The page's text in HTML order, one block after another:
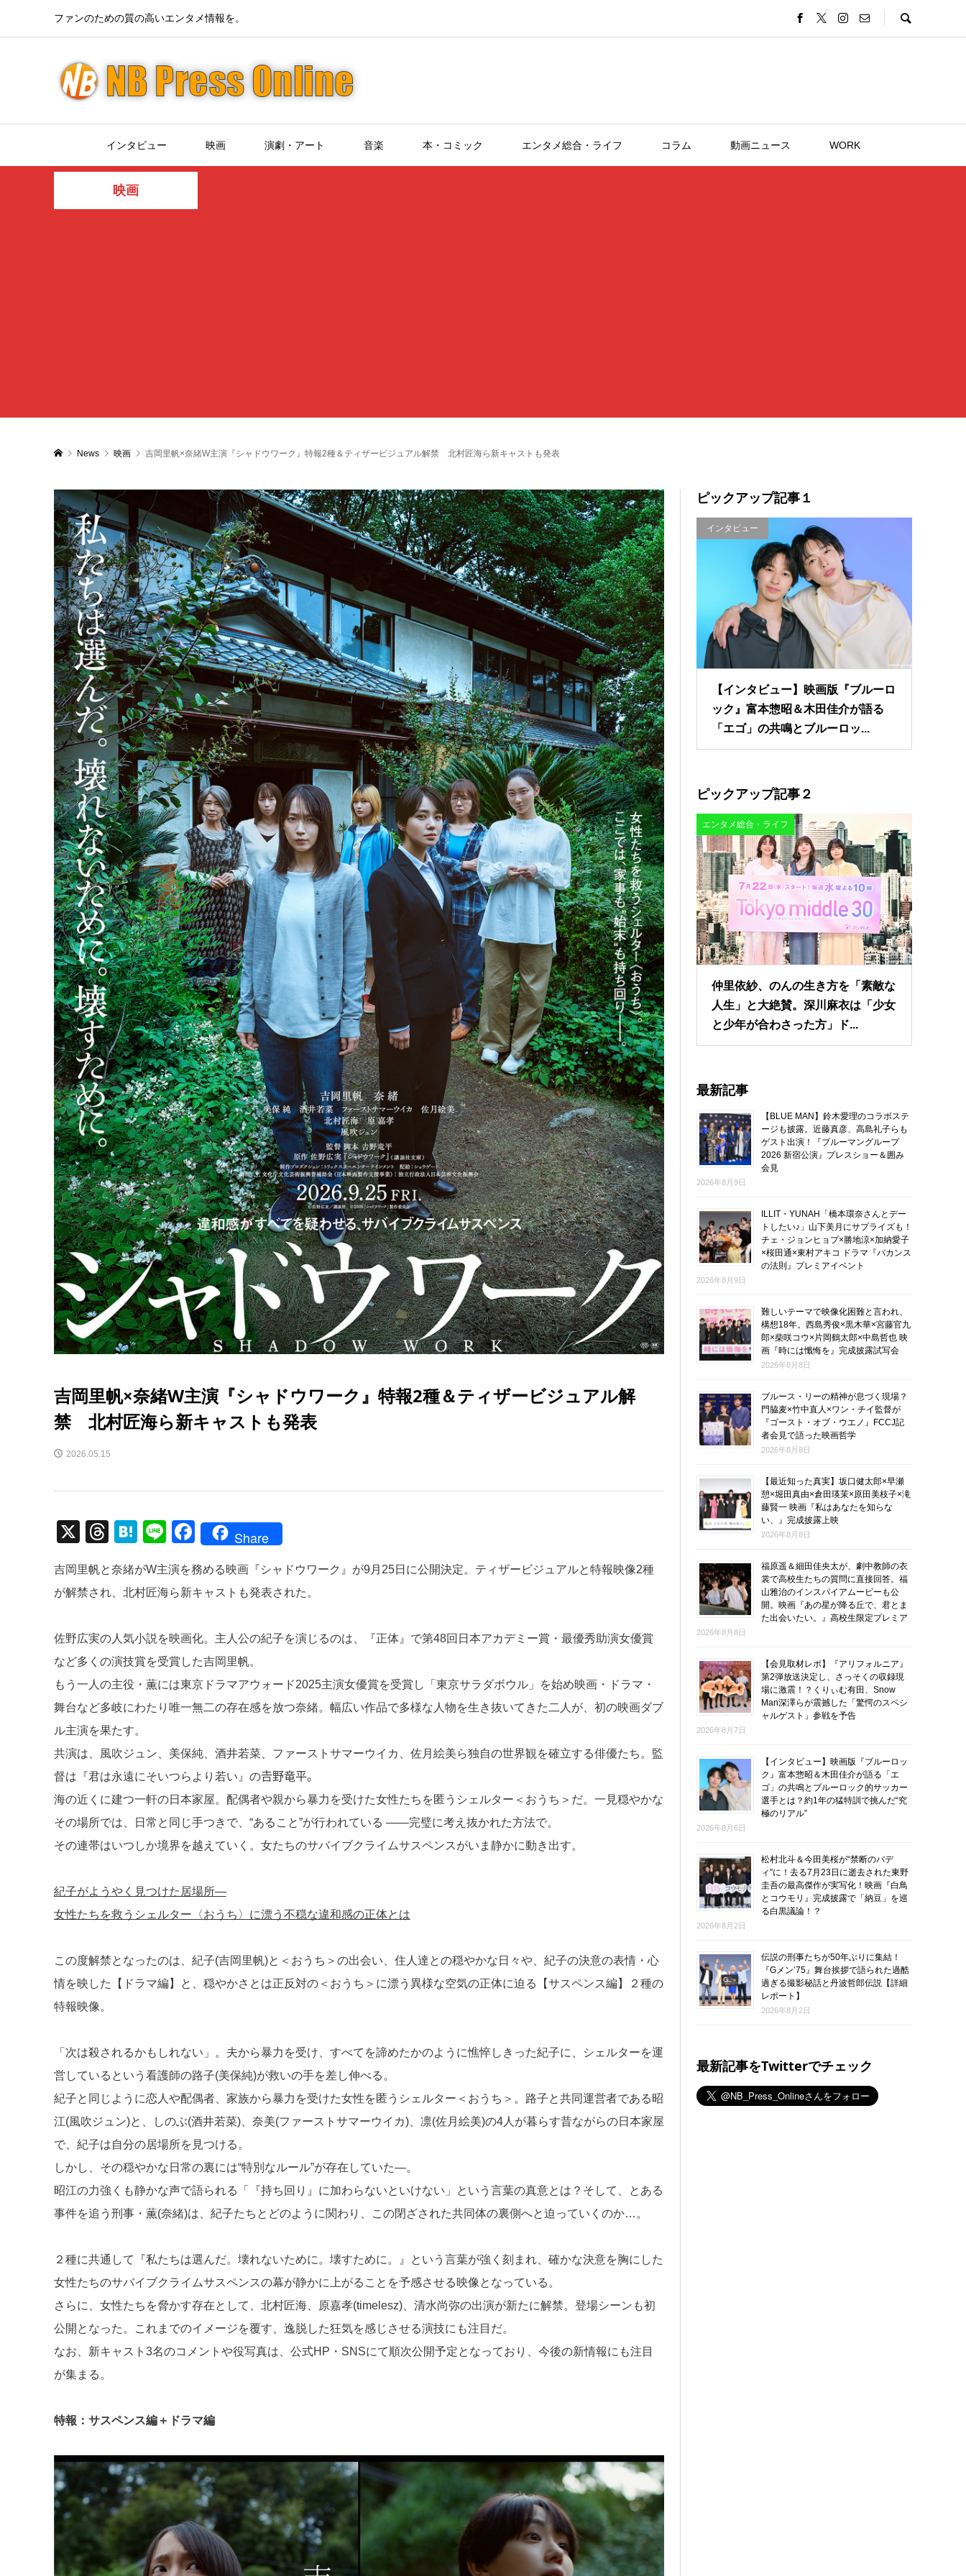
ファンのための質の高いエンタメ情報を。
インタビュー 映画 演劇・アート 音楽 本・コミック エンタメ総合・ライフ コラム 動画ニュース WORK
映画
News 映画 吉岡里帆×奈緒W主演『シャドウワーク』特報2種＆ティザービジュアル解禁 北村匠海ら新キャストも発表
吉岡里帆×奈緒W主演『シャドウワーク』特報2種＆ティザービジュアル解
禁 北村匠海ら新キャストも発表
2026.05.15
X
T
e
a
s
H
e
n
Li
e
F
c
e
o
o
k
Share
吉岡里帆と奈緒がW主演を務める映画『シャドウワーク』が9月25日に公開決定。ティザービジュアルと特報映像2種
が解禁され、北村匠海ら新キャストも発表された。
佐野広実の人気小説を映画化。主人公の紀子を演じるのは、『正体』で第48回日本アカデミー賞・最優秀助演女優賞
など多くの演技賞を受賞した吉岡里帆。
もう一人の主役・薫には東京ドラマアウォード2025主演女優賞を受賞し「東京サラダボウル」を始め映画・ドラマ・
舞台など多岐にわたり唯一無二の存在感を放つ奈緒。幅広い作品で多様な人物を生き抜いてきた二人が、初の映画ダブ
ル主演を果たす。
共演は、風吹ジュン、美保純、酒井若菜、ファーストサマーウイカ、佐月絵美ら独自の世界観を確立する俳優たち。監
督は『君は永遠にそいつらより若い』の𠮷野竜平。
海の近くに建つ一軒の日本家屋。配偶者や親から暴力を受けた女性たちを匿うシェルター＜おうち＞だ。一見穏やかな
その場所では、日常と同じ手つきで、“あること”が行われている ――完璧に考え抜かれた方法で。
その連帯はいつしか境界を越えていく。女たちのサバイブクライムサスペンスがいま静かに動き出す。
紀子がようやく見つけた居場所―
女性たちを救うシェルター〈おうち〉に漂う不穏な違和感の正体とは
この度解禁となったのは、紀子(吉岡里帆)と＜おうち＞の出会い、住人達との穏やかな日々や、紀子の決意の表情・心
情を映した【ドラマ編】と、穏やかさとは正反対の＜おうち＞に漂う異様な空気の正体に迫る【サスペンス編】２種の
特報映像。
「次は殺されるかもしれない」。夫から暴力を受け、すべてを諦めたかのように憔悴しきった紀子に、シェルターを運
営しているという看護師の路子(美保純)が救いの手を差し伸べる。
紀子と同じように恋人や配偶者、家族から暴力を受けた女性を匿うシェルター＜おうち＞。路子と共同運営者である昭
江(風吹ジュン)と、しのぶ(酒井若菜)、奈美(ファーストサマーウイカ)、凛(佐月絵美)の4人が暮らす昔ながらの日本家屋
で、紀子は自分の居場所を見つける。
しかし、その穏やかな日常の裏には“特別なルール”が存在していた―。
昭江の力強くも静かな声で語られる「『持ち回り』に加わらないといけない」という言葉の真意とは？そして、とある
事件を追う刑事・薫(奈緒)は、紀子たちとどのように関わり、この閉ざされた共同体の裏側へと迫っていくのか…。
２種に共通して『私たちは選んだ。壊れないために。壊すために。』という言葉が強く刻まれ、確かな決意を胸にした
女性たちのサバイブクライムサスペンスの幕が静かに上がることを予感させる映像となっている。
さらに、女性たちを脅かす存在として、北村匠海、原嘉孝(timelesz)、清水尚弥の出演が新たに解禁。登場シーンも初
公開となった。これまでのイメージを覆す、逸脱した狂気を感じさせる演技にも注目だ。
なお、新キャスト3名のコメントや役写真は、公式HP・SNSにて順次公開予定となっており、今後の新情報にも注目
が集まる。
特報：サスペンス編＋ドラマ編
ピックアップ記事１
インタビュー
【インタビュー】映画版『ブルーロ
ック』富本惣昭＆木田佳介が語る
「エゴ」の共鳴とブルーロッ...
ピックアップ記事２
エンタメ総合・ライフ
仲里依紗、のんの生き方を「素敵な
人生」と大絶賛。深川麻衣は「少女
と少年が合わさった方」ド...
最新記事
【BLUE MAN】鈴木愛理のコラボステ
ージも披露。近藤真彦、高島礼子らも
ゲスト出演！『ブルーマングループ
2026 新宿公演』プレスショー＆囲み
会見
2026年8月9日
ILLIT・YUNAH「橋本環奈さんとデー
トしたい♪」山下美月にサプライズも！
チェ・ジョンヒョプ×勝地涼×加納愛子
×桜田通×東村アキコ ドラマ『バカンス
の法則』プレミアイベント
2026年8月9日
難しいテーマで映像化困難と言われ、
構想18年。西島秀俊×黒木華×宮藤官九
郎×柴咲コウ×片岡鶴太郎×中島哲也 映
画『時には懺悔を』完成披露試写会
2026年8月8日
ブルース・リーの精神が息づく現場？
門脇麦×竹中直人×ワン・チイ監督が
『ゴースト・オブ・ウエノ』FCCJ記
者会見で語った映画哲学
2026年8月8日
【最近知った真実】坂口健太郎×早瀬
憩×堀田真由×倉田瑛茉×原田美枝子×滝
藤賢一 映画『私はあなたを知らな
い、』完成披露上映
2026年8月8日
福原遥＆細田佳央太が、劇中教師の衣
裳で高校生たちの質問に直接回答。福
山雅治のインスパイアムービーも公
開。映画『あの星が降る丘で、君とま
た出会いたい。』高校生限定プレミア
2026年8月8日
【会見取材レポ】『アリフォルニア』
第2弾放送決定し、さっそくの収録現
場に激震！？くりぃむ有田、Snow
Man深澤らが震撼した「驚愕のスペシ
ャルゲスト」参戦を予告
2026年8月7日
【インタビュー】映画版『ブルーロッ
ク』富本惣昭＆木田佳介が語る「エ
ゴ」の共鳴とブルーロック的サッカー
選手とは？約1年の猛特訓で挑んだ“究
極のリアル”
2026年8月6日
松村北斗＆今田美桜が“禁断のバデ
ィ”に！去る7月23日に逝去された東野
圭吾の最高傑作が実写化！映画『白鳥
とコウモリ』完成披露で「納豆」を巡
る白黒議論！？
2026年8月2日
伝説の刑事たちが50年ぶりに集結！
『Gメン’75』舞台挨拶で語られた過酷
過ぎる撮影秘話と丹波哲郎伝説【詳細
レポート】
2026年8月2日
最新記事をTwitterでチェック